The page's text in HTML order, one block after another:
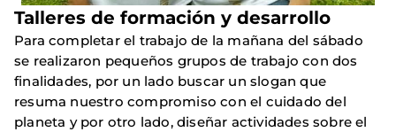
Talleres de formación y desarrollo
Para completar el trabajo de la mañana del sábado
se realizaron pequeños grupos de trabajo con dos
finalidades, por un lado buscar un slogan que
resuma nuestro compromiso con el cuidado del
planeta y por otro lado, diseñar actividades sobre el